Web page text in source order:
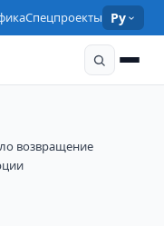
Спецпроекты Ру
возвращение